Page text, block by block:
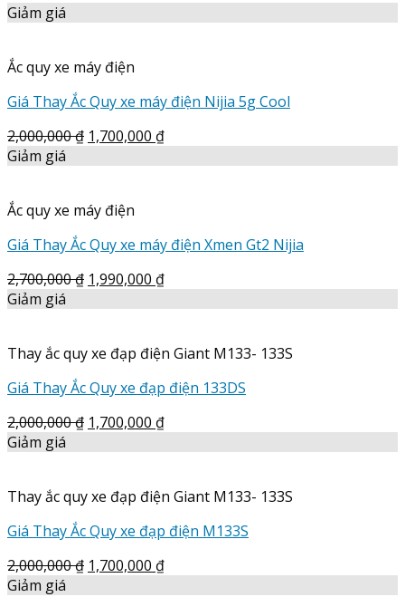
Giảm giá
Ắc quy xe máy điện
Giá Thay Ắc Quy xe máy điện Nijia 5g Cool
2,000,000₫ 1,700,000 ₫
Giảm giá
Ắc quy xe máy điện
Giá Thay Ắc Quy xe máy điện Xmen Gt2 Nijia
2,700,000₫ 1,990,000 ₫
Giảm giá
Thay ắc quy xe đạp điện Giant M133- 133S
Giá Thay Ắc Quy xe đạp điện 133DS
2,000,000₫ 1,700,000 ₫
Giảm giá
Thay ắc quy xe đạp điện Giant M133- 133S
Giá Thay Ắc Quy xe đạp điện M133S
2,000,000₫ 1,700,000 ₫
Giảm giá